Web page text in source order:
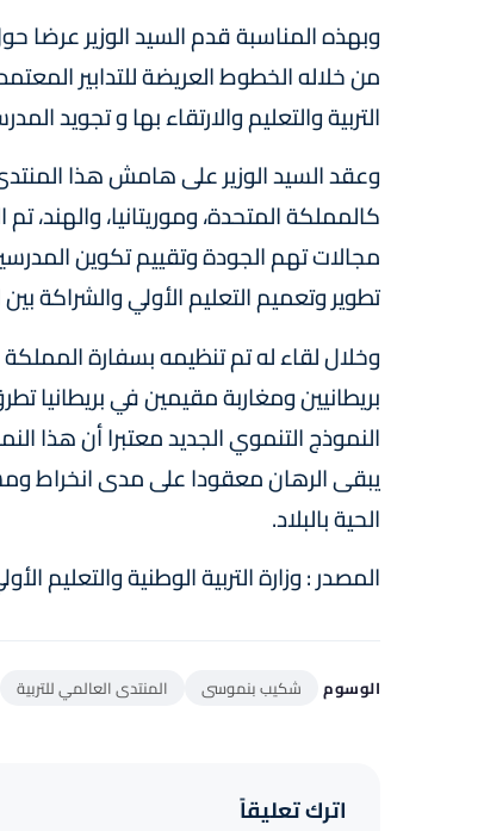
وبهذه المناسبة قدم السيد الوزير
من خلاله الخطوط العريضة للتدابير
التربية والتعليم والارتقاء بها و تجويد
وعقد السيد الوزير على هامش هذا
كالمملكة المتحدة، وموريتانيا، والهند،
مجالات تهم الجودة وتقييم تكوين
تطوير وتعميم التعليم الأولي والشراكة
بريطانيين ومغاربة مقيمين في بريطانيا
النموذج التنموي الجديد معتبرا أن هذا
يبقى الرهان معقودا على مدى انخراط
الحية بالبلاد.
المصدر : وزارة التربية الوطنية والتعليم
الوسوم شكيب بنموسى المنتدى العالمي للتربية
اترك تعليقاً